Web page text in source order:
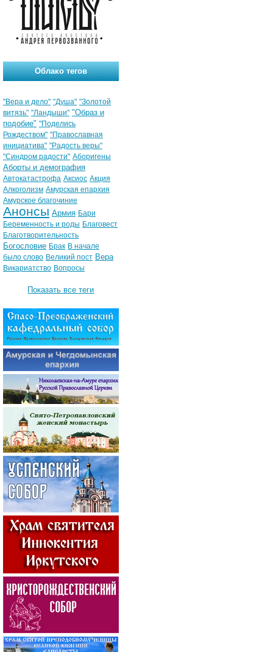
Облако тегов
"Вера и дело" "Душа" "Золотой
витязь" "Ландыши" "Образ и
подобие" "Поделись
Рождеством" "Православная
инициатива" "Радость веры"
"Синдром радости" Аборигены
Аборты и демография
Автокатастрофа Аксиос Акция
Алкоголизм Амурская епархия
Амурское благочиние
Анонсы Армия Бари
Беременность и роды Благовест
Благотворительность
Богословие Брак В начале
было слово Великий пост Вера
Викариатство Вопросы
Показать все теги